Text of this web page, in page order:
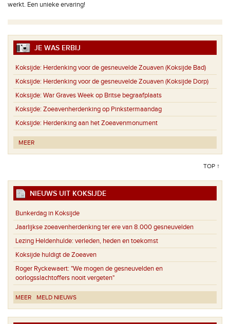
werkt. Een unieke ervaring!
JE WAS ERBIJ
Koksijde: Herdenking voor de gesneuvelde Zouaven (Koksijde Bad)
Koksijde: Herdenking voor de gesneuvelde Zouaven (Koksijde Dorp)
Koksijde: War Graves Week op Britse begraafplaats
Koksijde: Zoeavenherdenking op Pinkstermaandag
Koksijde: Herdenking aan het Zoeavenmonument
MEER
TOP ↑
NIEUWS UIT KOKSIJDE
Bunkerdag in Koksijde
Jaarlijkse zoeavenherdenking ter ere van 8.000 gesneuvelden
Lezing Heldenhulde: verleden, heden en toekomst
Koksijde huldigt de Zoeaven
Roger Ryckewaert: "We mogen de gesneuvelden en
oorlogsslachtoffers nooit vergeten"
MEER MELD NIEUWS